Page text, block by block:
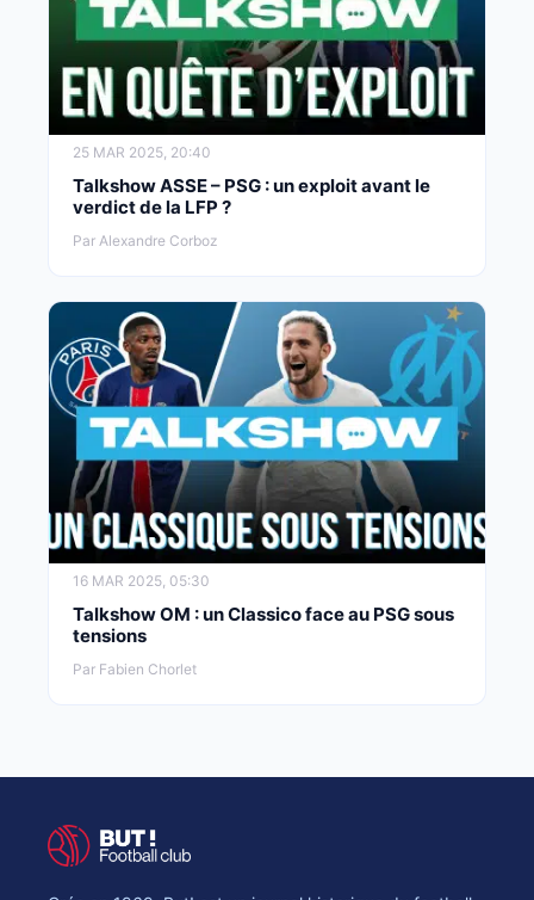
25 MAR 2025, 20:40
Talkshow ASSE – PSG : un exploit avant le
verdict de la LFP ?
Par Alexandre Corboz
16 MAR 2025, 05:30
Talkshow OM : un Classico face au PSG sous
tensions
Par Fabien Chorlet